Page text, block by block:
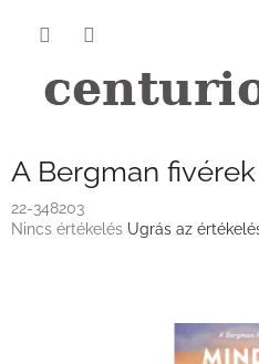
A Bergman
22-348203
A
Nincs értékelés Ugrás az